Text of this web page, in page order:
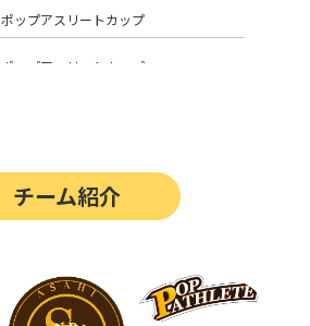
ポップアスリートカップ
ポップアスリートカップ
決勝戦の動画はこちらから
ポップアスリートカップ
チーム紹介